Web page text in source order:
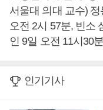
서울대 의대 교수)
오전 2시 57분, 빈소
인 9일 오전 11시30
인기기사